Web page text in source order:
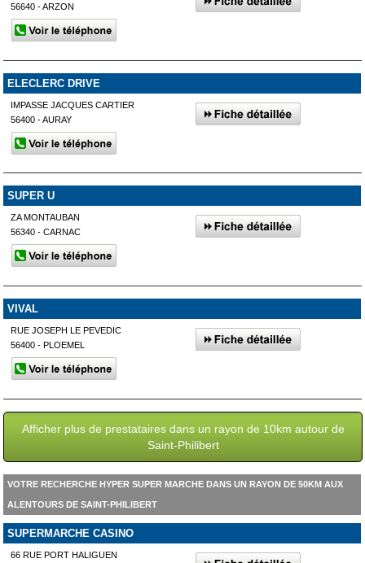
56640 - ARZON
ELECLERC DRIVE
IMPASSE JACQUES CARTIER
56400 - AURAY
SUPER U
ZA MONTAUBAN
56340 - CARNAC
VIVAL
RUE JOSEPH LE PEVEDIC
56400 - PLOEMEL
Afficher plus de prestataires dans un rayon de 10km autour de
Saint-Philibert
VOTRE RECHERCHE HYPER SUPER MARCHE DANS UN RAYON DE 50KM AUX
ALENTOURS DE SAINT-PHILIBERT
SUPERMARCHE CASINO
66 RUE PORT HALIGUEN